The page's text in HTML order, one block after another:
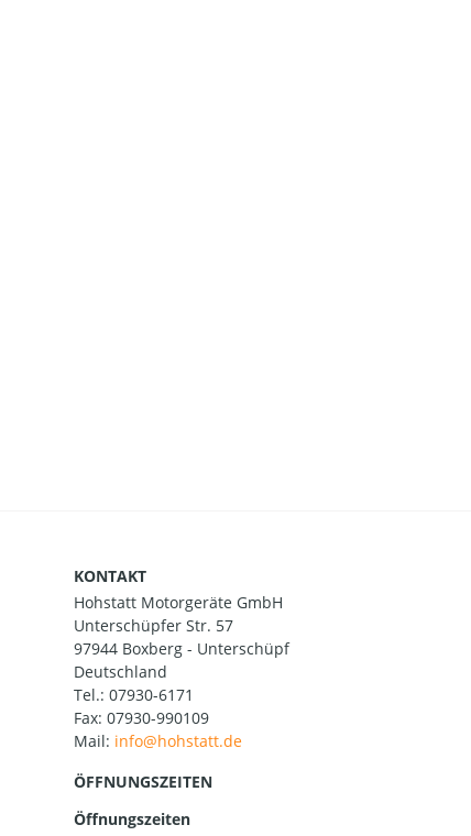
KONTAKT
Hohstatt Motorgeräte GmbH
Unterschüpfer Str. 57
97944 Boxberg - Unterschüpf
Deutschland
Tel.: 07930-6171
Fax: 07930-990109
Mail:
ÖFFNUNGSZEITEN
Öffnungszeiten